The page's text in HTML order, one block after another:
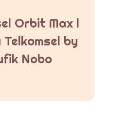
Orbit Max l
by
Nobo